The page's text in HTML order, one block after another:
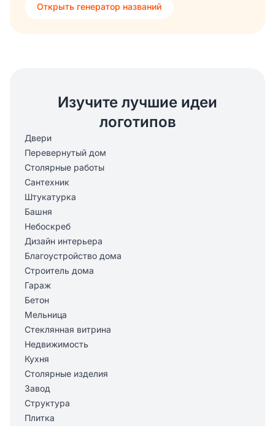
Открыть генератор названий
Изучите лучшие идеи
логотипов
Двери
Перевернутый дом
Столярные работы
Сантехник
Штукатурка
Башня
Небоскреб
Дизайн интерьера
Благоустройство дома
Строитель дома
Гараж
Бетон
Мельница
Стеклянная витрина
Недвижимость
Кухня
Столярные изделия
Завод
Структура
Плитка